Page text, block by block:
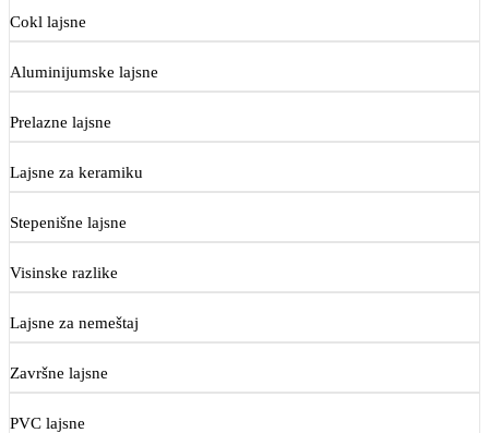
Cokl lajsne
Aluminijumske lajsne
Prelazne lajsne
Lajsne za keramiku
Stepenišne lajsne
Visinske razlike
Lajsne za nemeštaj
Završne lajsne
PVC lajsne